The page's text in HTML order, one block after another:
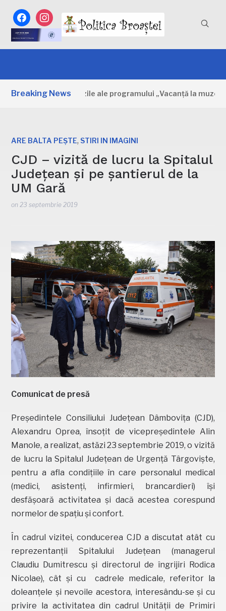
facebookinstagram
Breaking News
Primele zile ale programului „Vacanță la muzeu”
ARE BALTA PEȘTE, STIRI IN IMAGINI
CJD – vizită de lucru la Spitalul
Județean și pe șantierul de la
UM Gară
on 23 septembrie 2019
Comunicat de presă
Președintele Consiliului Județean Dâmbovița (CJD),
Alexandru Oprea, însoțit de vicepreședintele Alin
Manole, a realizat, astăzi 23 septembrie 2019, o vizită
de lucru la Spitalul Județean de Urgență Târgoviște,
pentru a afla condițiile în care personalul medical
(medici, asistenți, infirmieri, brancardieri) își
desfășoară activitatea și dacă acestea corespund
normelor de spațiu și confort.
În cadrul vizitei, conducerea CJD a discutat atât cu
reprezentanții Spitalului Județean (managerul
Claudiu Dumitrescu și directorul de îngrijiri Rodica
Nicolae), cât și cu cadrele medicale, referitor la
doleanțele și nevoile acestora, interesându-se și cu
privire la activitatea din cadrul Unității de Primiri